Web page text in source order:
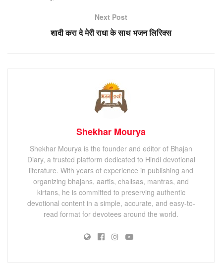
Next Post
शादी करा दे मेरी राधा के साथ भजन लिरिक्स
Shekhar Mourya
Shekhar Mourya is the founder and editor of Bhajan
Diary, a trusted platform dedicated to Hindi devotional
literature. With years of experience in publishing and
organizing bhajans, aartis, chalisas, mantras, and
kirtans, he is committed to preserving authentic
devotional content in a simple, accurate, and easy-to-
read format for devotees around the world.